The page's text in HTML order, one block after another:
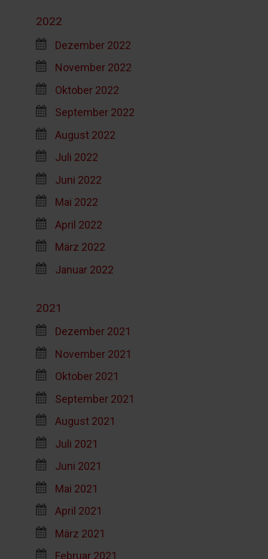
2022
Dezember 2022
November 2022
Oktober 2022
September 2022
August 2022
Juli 2022
Juni 2022
Mai 2022
April 2022
März 2022
Januar 2022
2021
Dezember 2021
November 2021
Oktober 2021
September 2021
August 2021
Juli 2021
Juni 2021
Mai 2021
April 2021
März 2021
Februar 2021